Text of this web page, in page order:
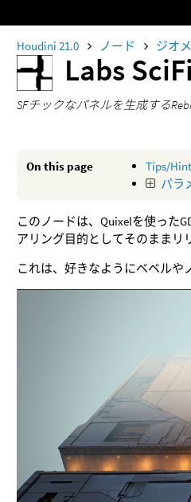
Houdini 21.0 ノード ジオ
Labs
SFチックなパネルを生成する
On this page
Tips/
パラ
このノードは、Quixelを使った
アリング目的としてそのままリ
これは、好きなようにベベルや